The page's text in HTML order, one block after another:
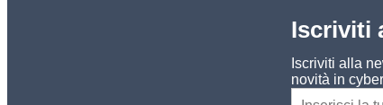
Iscriviti
Iscriviti alla
novità in